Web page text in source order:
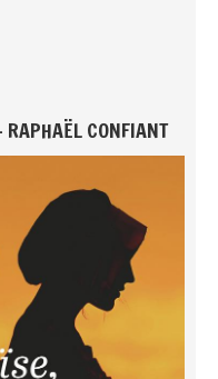
RAPHAËL CONFIANT